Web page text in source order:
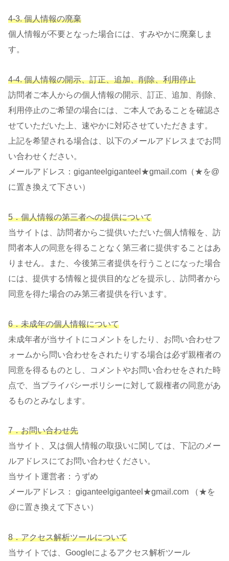
4-3. 個人情報の廃棄
個人情報が不要となった場合には、すみやかに廃棄しま
す。
4-4. 個人情報の開示、訂正、追加、削除、利用停止
訪問者ご本人からの個人情報の開示、訂正、追加、削除、
利用停止のご希望の場合には、ご本人であることを確認さ
せていただいた上、速やかに対応させていただきます。
上記を希望される場合は、以下のメールアドレスまでお問
い合わせください。
メールアドレス：giganteelgiganteel★gmail.com（★を@
に置き換えて下さい）
5．個人情報の第三者への提供について
当サイトは、訪問者からご提供いただいた個人情報を、訪
問者本人の同意を得ることなく第三者に提供することはあ
りません。また、今後第三者提供を行うことになった場合
には、提供する情報と提供目的などを提示し、訪問者から
同意を得た場合のみ第三者提供を行います。
6．未成年の個人情報について
未成年者が当サイトにコメントをしたり、お問い合わせフ
ォームから問い合わせをされたりする場合は必ず親権者の
同意を得るものとし、コメントやお問い合わせをされた時
点で、当プライバシーポリシーに対して親権者の同意があ
るものとみなします。
7．お問い合わせ先
当サイト、又は個人情報の取扱いに関しては、下記のメー
ルアドレスにてお問い合わせください。
当サイト運営者：うずめ
メールアドレス： giganteelgiganteel★gmail.com （★を
@に置き換えて下さい）
8．アクセス解析ツールについて
当サイトでは、Googleによるアクセス解析ツール